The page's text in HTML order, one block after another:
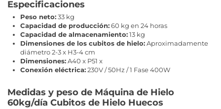
Especificaciones
Peso neto:33 kg
Capacidad de producción:60 kg en 24 horas
Capacidad de almacenamiento:13 kg
Dimensiones de los cubitos de hielo:Aproximadamente
diámetro 2-3 x H3-4 cm
Dimensiones:A40 x P51 x
Conexión eléctrica:230V / 50Hz / 1 Fase 400W
Medidas y peso de Máquina de Hielo
60kg/día Cubitos de Hielo Huecos